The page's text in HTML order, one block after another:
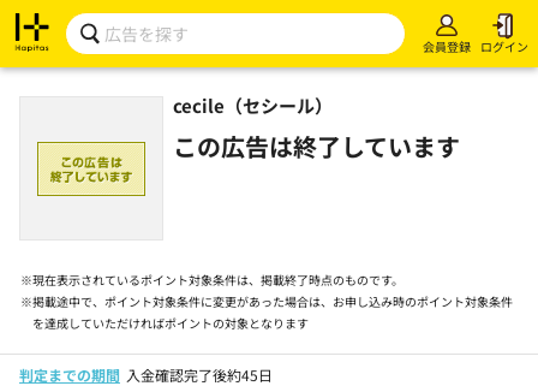
会員登録 ログイン
cecile（セシール）
この広告は終了しています
※現在表示されているポイント対象条件は、掲載終了時点のものです。
※掲載途中で、ポイント対象条件に変更があった場合は、お申し込み時のポイント対象条件
を達成していただければポイントの対象となります
判定までの期間 入金確認完了後約45日